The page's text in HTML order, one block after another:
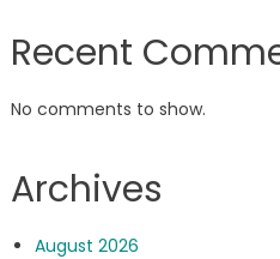
Recent
No comments to show.
Archives
August 2026